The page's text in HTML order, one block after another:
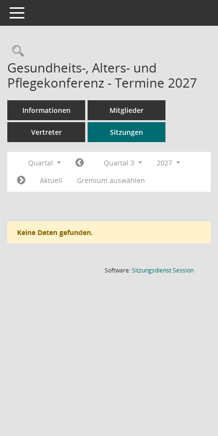
Toggle navigation
Rechercheauswahl
Gesundheits-, Alters- und
Pflegekonferenz - Termine 2027
Informationen Mitglieder
Vertreter Sitzungen
Quartal Quartal 3
2027
Aktuell
Gremium auswählen
Keine Daten gefunden.
Software:SitzungsdienstSession(Wird in